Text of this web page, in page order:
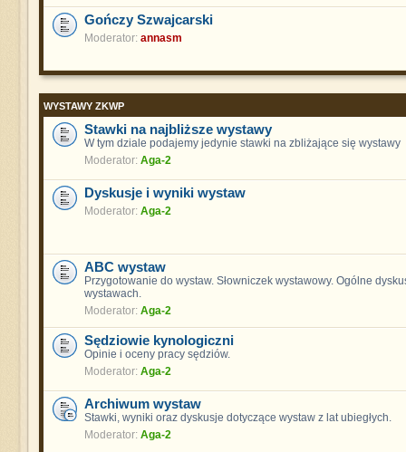
Gończy Szwajcarski
Moderator: annasm
WYSTAWY ZKWP
Stawki na najbliższe wystawy
W tym dziale podajemy jedynie stawki na zbliżające się wystawy
Moderator: Aga-2
Dyskusje i wyniki wystaw
Moderator: Aga-2
ABC wystaw
Przygotowanie do wystaw. Słowniczek wystawowy. Ogólne
wystawach.
Moderator: Aga-2
Sędziowie kynologiczni
Opinie i oceny pracy sędziów.
Moderator: Aga-2
Archiwum wystaw
Stawki, wyniki oraz dyskusje dotyczące wystaw z lat ubiegłych.
Moderator: Aga-2